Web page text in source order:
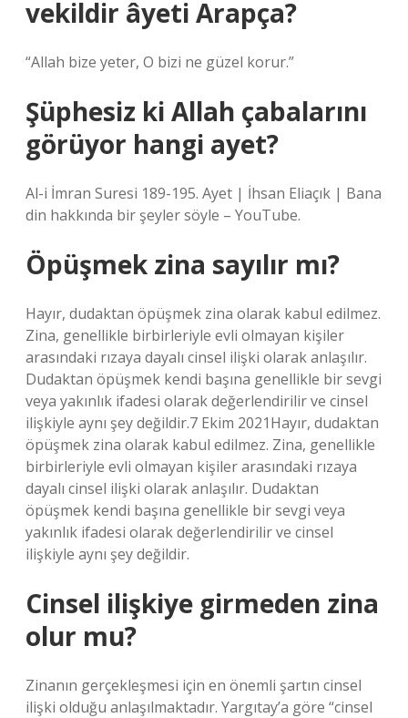
vekildir âyeti Arapça?
“Allah bize yeter, O bizi ne güzel korur.”
Şüphesiz ki Allah çabalarını
görüyor hangi ayet?
Al-i İmran Suresi 189-195. Ayet | İhsan Eliaçık | Bana
din hakkında bir şeyler söyle – YouTube.
Öpüşmek zina sayılır mı?
Hayır, dudaktan öpüşmek zina olarak kabul edilmez.
Zina, genellikle birbirleriyle evli olmayan kişiler
arasındaki rızaya dayalı cinsel ilişki olarak anlaşılır.
Dudaktan öpüşmek kendi başına genellikle bir sevgi
veya yakınlık ifadesi olarak değerlendirilir ve cinsel
ilişkiyle aynı şey değildir.7 Ekim 2021Hayır, dudaktan
öpüşmek zina olarak kabul edilmez. Zina, genellikle
birbirleriyle evli olmayan kişiler arasındaki rızaya
dayalı cinsel ilişki olarak anlaşılır. Dudaktan
öpüşmek kendi başına genellikle bir sevgi veya
yakınlık ifadesi olarak değerlendirilir ve cinsel
ilişkiyle aynı şey değildir.
Cinsel ilişkiye girmeden zina
olur mu?
Zinanın gerçekleşmesi için en önemli şartın cinsel
ilişki olduğu anlaşılmaktadır. Yargıtay’a göre “cinsel